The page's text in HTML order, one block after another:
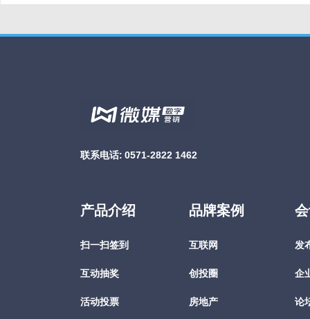
联系电话: 0571-2822 1462
产品介绍
扫一扫签到
互动抽奖
活动投票
品牌案例
互联网
创投圈
房地产
发
企
论